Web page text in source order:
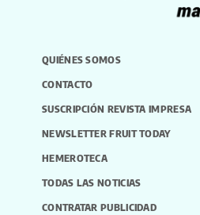
QUIÉNES SOMOS
CONTACTO
SUSCRIPCIÓN REVISTA IMPRESA
NEWSLETTER FRUIT TODAY
HEMEROTECA
TODAS LAS NOTICIAS
CONTRATAR PUBLICIDAD